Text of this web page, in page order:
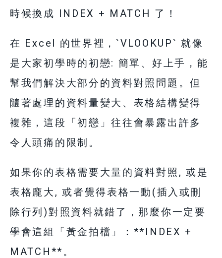
時候換成 INDEX + MATCH 了！
在 Excel 的世界裡，`VLOOKUP` 就像
是大家初學時的初戀: 簡單、好上手，能
幫我們解決大部分的資料對照問題。但
隨著處理的資料量變大、表格結構變得
複雜，這段「初戀」往往會暴露出許多
令人頭痛的限制。
如果你的表格需要大量的資料對照, 或是
表格龐大, 或者覺得表格一動(插入或刪
除行列)對照資料就錯了，那麼你一定要
學會這組「黃金拍檔」：**INDEX +
MATCH**。